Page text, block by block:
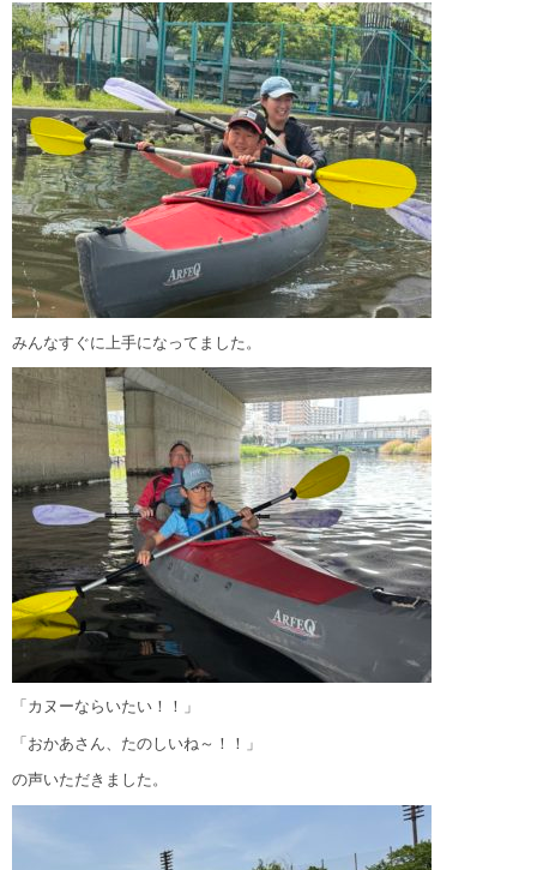
みんなすぐに上手になってました。
「カヌーならいたい！！」
「おかあさん、たのしいね～！！」
の声いただきました。